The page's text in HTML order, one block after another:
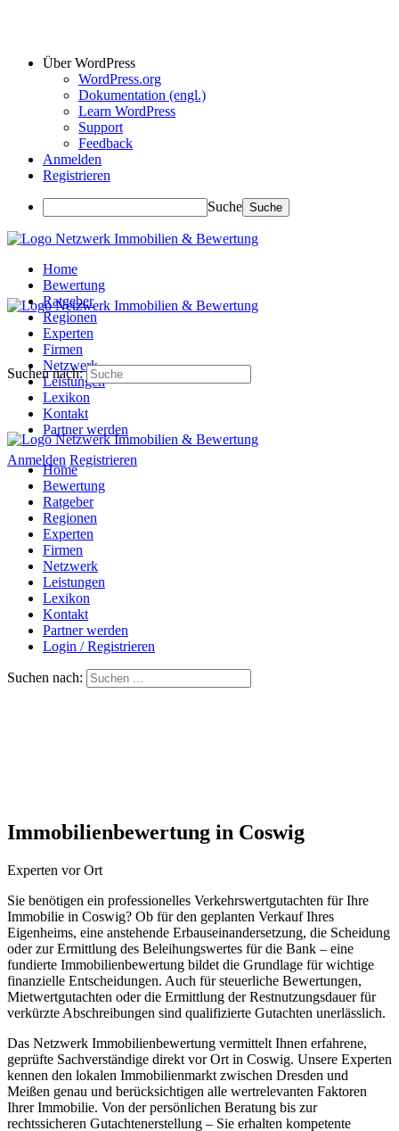
Über WordPress
WordPress.org
Dokumentation (engl.)
Learn WordPress
Support
Feedback
Anmelden
Registrieren
Suche
Home
Bewertung
Ratgeber
Regionen
Experten
Firmen
Netzwerk
Leistungen
Lexikon
Kontakt
Partner werden
Anmelden Registrieren
Suchen nach:
Home
Bewertung
Ratgeber
Regionen
Experten
Firmen
Netzwerk
Leistungen
Lexikon
Kontakt
Partner werden
Login / Registrieren
Suchen nach:
Immobilienbewertung in Coswig
Experten vor Ort
Sie benötigen ein professionelles Verkehrswertgutachten für Ihre
Immobilie in Coswig? Ob für den geplanten Verkauf Ihres
Eigenheims, eine anstehende Erbauseinandersetzung, die Scheidung
oder zur Ermittlung des Beleihungswertes für die Bank – eine
fundierte Immobilienbewertung bildet die Grundlage für wichtige
finanzielle Entscheidungen. Auch für steuerliche Bewertungen,
Mietwertgutachten oder die Ermittlung der Restnutzungsdauer für
verkürzte Abschreibungen sind qualifizierte Gutachten unerlässlich.
Das Netzwerk Immobilienbewertung vermittelt Ihnen erfahrene,
geprüfte Sachverständige direkt vor Ort in Coswig. Unsere Experten
kennen den lokalen Immobilienmarkt zwischen Dresden und
Meißen genau und berücksichtigen alle wertrelevanten Faktoren
Ihrer Immobilie. Von der persönlichen Beratung bis zur
rechtssicheren Gutachtenerstellung – Sie erhalten kompetente